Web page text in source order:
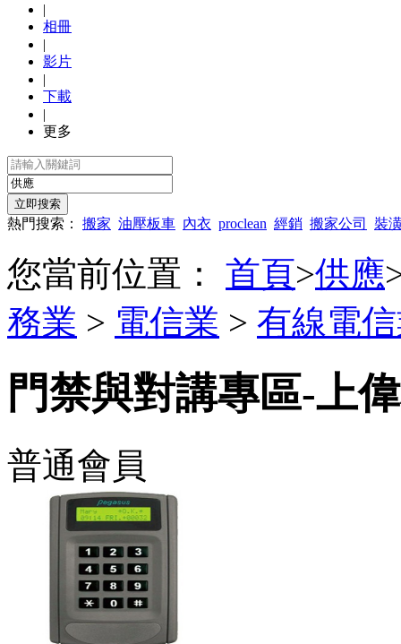
|
相冊
|
影片
|
下載
|
更多
熱門搜索： 搬家 油壓板車 內衣 proclean 經銷 搬家公司 裝
您當前位置： 首頁>供應
務業 > 電信業 > 有線電
門禁與對講專區-上
普通會員